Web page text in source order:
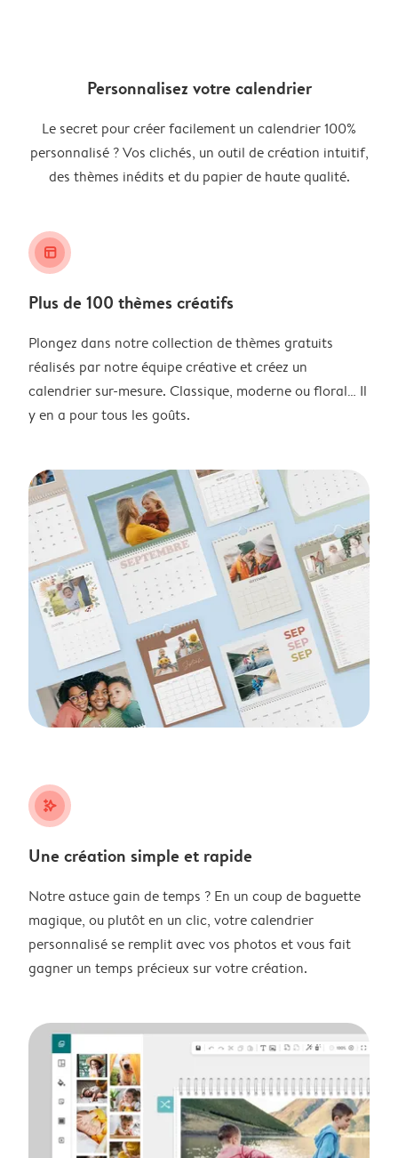
Personnalisez votre calendrier
Le secret pour créer facilement un calendrier 100%
personnalisé ? Vos clichés, un outil de création intuitif,
des thèmes inédits et du papier de haute qualité.
layout_alt
Plus de 100 thèmes créatifs
Plongez dans notre collection de thèmes gratuits
réalisés par notre équipe créative et créez un
calendrier sur-mesure. Classique, moderne ou floral… Il
y en a pour tous les goûts.
stars_plus
Une création simple et rapide
Notre astuce gain de temps ? En un coup de baguette
magique, ou plutôt en un clic, votre calendrier
personnalisé se remplit avec vos photos et vous fait
gagner un temps précieux sur votre création.